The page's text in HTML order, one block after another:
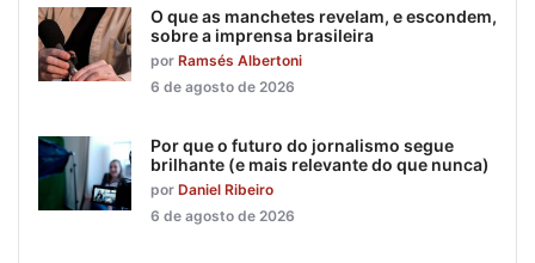
O que as manchetes revelam, e escondem,
sobre a imprensa brasileira
por Ramsés Albertoni
6 de agosto de 2026
Por que o futuro do jornalismo segue
brilhante (e mais relevante do que nunca)
por Daniel Ribeiro
6 de agosto de 2026